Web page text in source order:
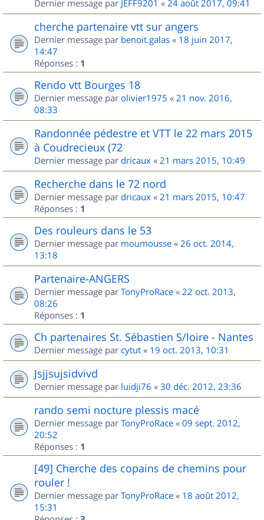
Dernier message par JEFF9201 « 24 août 2017, 09:41
cherche partenaire vtt sur angers
Dernier message par benoit.galas « 18 juin 2017,
14:47
Réponses : 1
Rendo vtt Bourges 18
Dernier message par olivier1975 « 21 nov. 2016,
08:33
Randonnée pédestre et VTT le 22 mars 2015
à Coudrecieux (72
Dernier message par dricaux « 21 mars 2015, 10:49
Recherche dans le 72 nord
Dernier message par dricaux « 21 mars 2015, 10:47
Réponses : 1
Des rouleurs dans le 53
Dernier message par moumousse « 26 oct. 2014,
13:18
Partenaire-ANGERS
Dernier message par TonyProRace « 22 oct. 2013,
08:26
Réponses : 1
Ch partenaires St. Sébastien S/loire - Nantes
Dernier message par cytut « 19 oct. 2013, 10:31
Jsjjsujsidvivd
Dernier message par luidji76 « 30 déc. 2012, 23:36
rando semi nocture plessis macé
Dernier message par TonyProRace « 09 sept. 2012,
20:52
Réponses : 1
[49] Cherche des copains de chemins pour
rouler !
Dernier message par TonyProRace « 18 août 2012,
15:31